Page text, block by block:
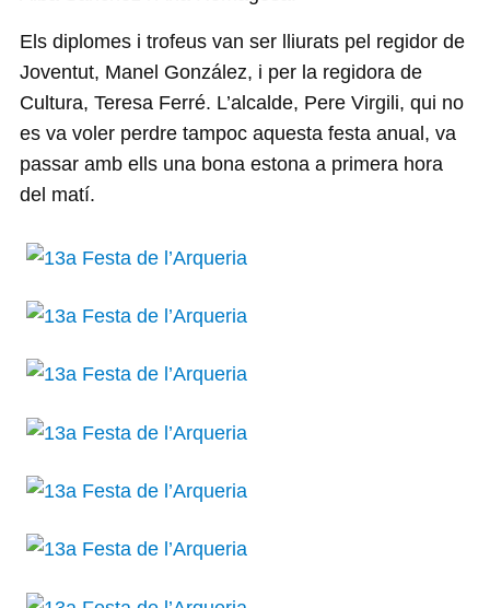
Els diplomes i trofeus van ser lliurats pel regidor de
Joventut, Manel González, i per la regidora de
Cultura, Teresa Ferré. L’alcalde, Pere Virgili, qui no
es va voler perdre tampoc aquesta festa anual, va
passar amb ells una bona estona a primera hora
del matí.